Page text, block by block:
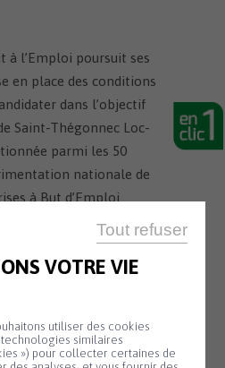
VOTRE VIE
utiliser des cookies
similaires
») pour collecter certaines de
Tout refuser
à l’Emploi poursuit ses
en place des conditions
dans l’objectif
Saint-Thégonnec Loc-
parmi les 50
nationale de
à But d’Emploi.
à leur appel
concernant le nom de
à But d’Emploi. Cet
tableau virtuel avec des
le lien ci-après :
nomebe